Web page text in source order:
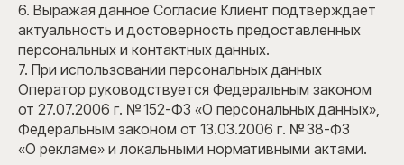
6. Выражая данное Согласие Клиент подтверждает
актуальность и достоверность предоставленных
персональных и контактных данных.
7. При использовании персональных данных
Оператор руководствуется Федеральным законом
от 27.07.2006 г. № 152-ФЗ «О персональных данных»,
Федеральным законом от 13.03.2006 г. № 38-ФЗ
«О рекламе» и локальными нормативными актами.
prime@theelement.ru
Коммерческая
недвижимость
+7 (812) 770-15-55
Для СМИ pr@theelement.ru
info@theelement.ru
По общим вопросам